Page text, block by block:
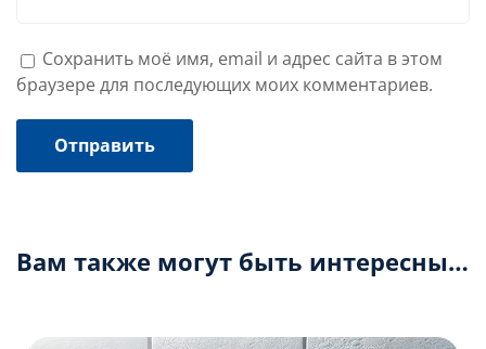
Сохранить моё имя, email и адрес сайта в этом
браузере для последующих моих комментариев.
Вам также могут быть интересны…